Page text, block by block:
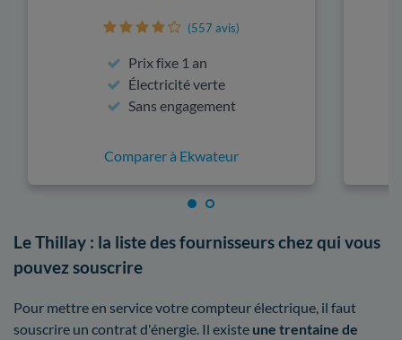
(557 avis)
Prix fixe 1 an
Électricité verte
Sans engagement
Comparer à Ekwateur
Le Thillay : la liste des fournisseurs chez qui vous
pouvez souscrire
Pour mettre en service votre compteur électrique, il faut
souscrire un contrat d'énergie. Il existe une trentaine de